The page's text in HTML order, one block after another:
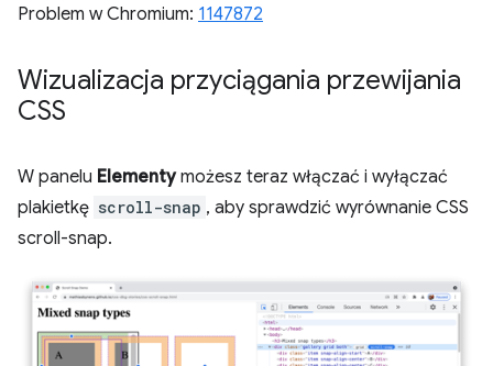
Problem w Chromium: 1147872
Wizualizacja przyciągania przewijania
CSS
W panelu Elementymożesz teraz włączać i wyłączać
plakietkę scroll-snap , aby sprawdzić wyrównanie CSS
scroll-snap.